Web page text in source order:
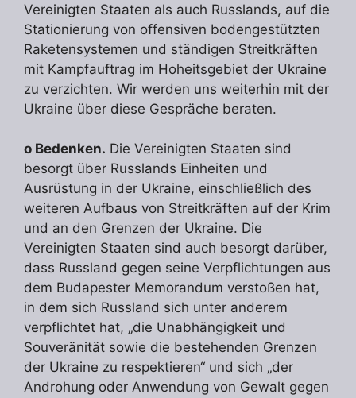
Vereinigten Staaten als auch Russlands, auf die
Stationierung von offensiven bodengestützten
Raketensystemen und ständigen Streitkräften
mit Kampfauftrag im Hoheitsgebiet der Ukraine
zu verzichten. Wir werden uns weiterhin mit der
Ukraine über diese Gespräche beraten.
o Bedenken. Die Vereinigten Staaten sind
besorgt über Russlands Einheiten und
Ausrüstung in der Ukraine, einschließlich des
weiteren Aufbaus von Streitkräften auf der Krim
und an den Grenzen der Ukraine. Die
Vereinigten Staaten sind auch besorgt darüber,
dass Russland gegen seine Verpflichtungen aus
dem Budapester Memorandum verstoßen hat,
in dem sich Russland sich unter anderem
verpflichtet hat, „die Unabhängigkeit und
Souveränität sowie die bestehenden Grenzen
der Ukraine zu respektieren“ und sich „der
Androhung oder Anwendung von Gewalt gegen